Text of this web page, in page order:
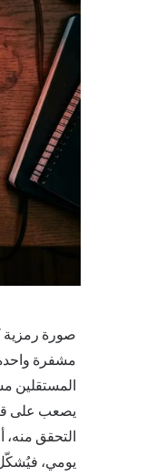
مشفرة
يصعب على
التحقق
يومي،